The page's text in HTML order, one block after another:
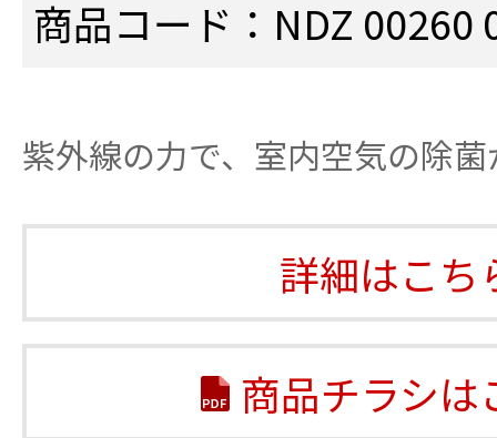
商品コード：NDZ 00260
紫外線の力で、室内空気の除
詳細はこち
商品チラシは